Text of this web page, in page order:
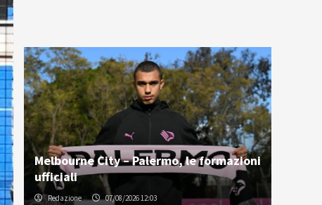
Melbourne City – Palermo, le formazioni
ufficiali
Redazione 07/08/2026 12:03